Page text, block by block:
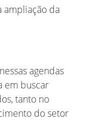
ampliação da
agendas
em buscar
tanto no
do setor